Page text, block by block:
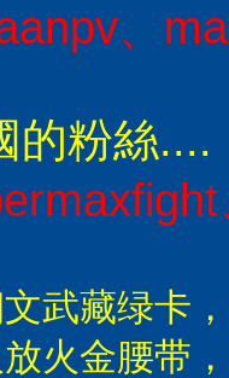
、
的粉絲....
武藏绿卡
火金腰带